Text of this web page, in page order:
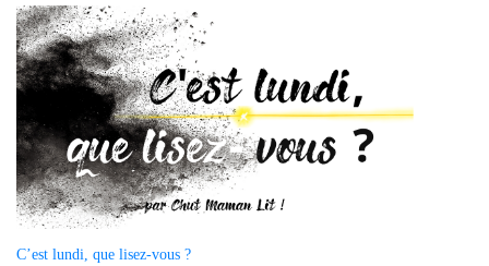
C’est lundi, que lisez-vous ?